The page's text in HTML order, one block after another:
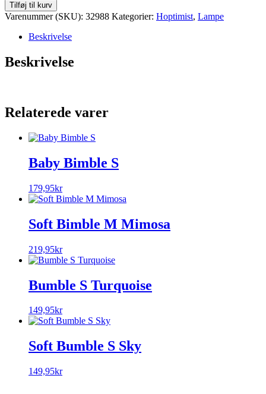
Tilføj til kurv
Varenummer (SKU): 32988 Kategorier: Hoptimist, Lampe
Beskrivelse
Beskrivelse
Relaterede varer
Baby Bimble S
179,95kr
Soft Bimble M Mimosa
219,95kr
Bumble S Turquoise
149,95kr
Soft Bumble S Sky
149,95kr